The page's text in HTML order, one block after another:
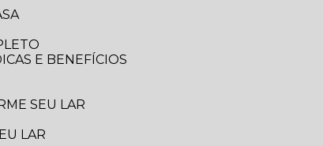
E BENEFÍCIOS
SEU LAR
LAR